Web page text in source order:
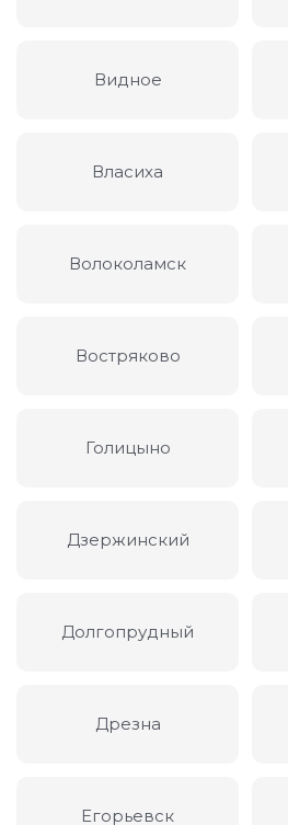
Видное
Власиха
Волоколамск
Востряково
Голицыно
Дзержинский
Долгопрудный
Дрезна
Егорьевск